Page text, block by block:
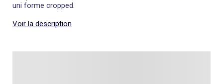
uni forme cropped.
Voir la description